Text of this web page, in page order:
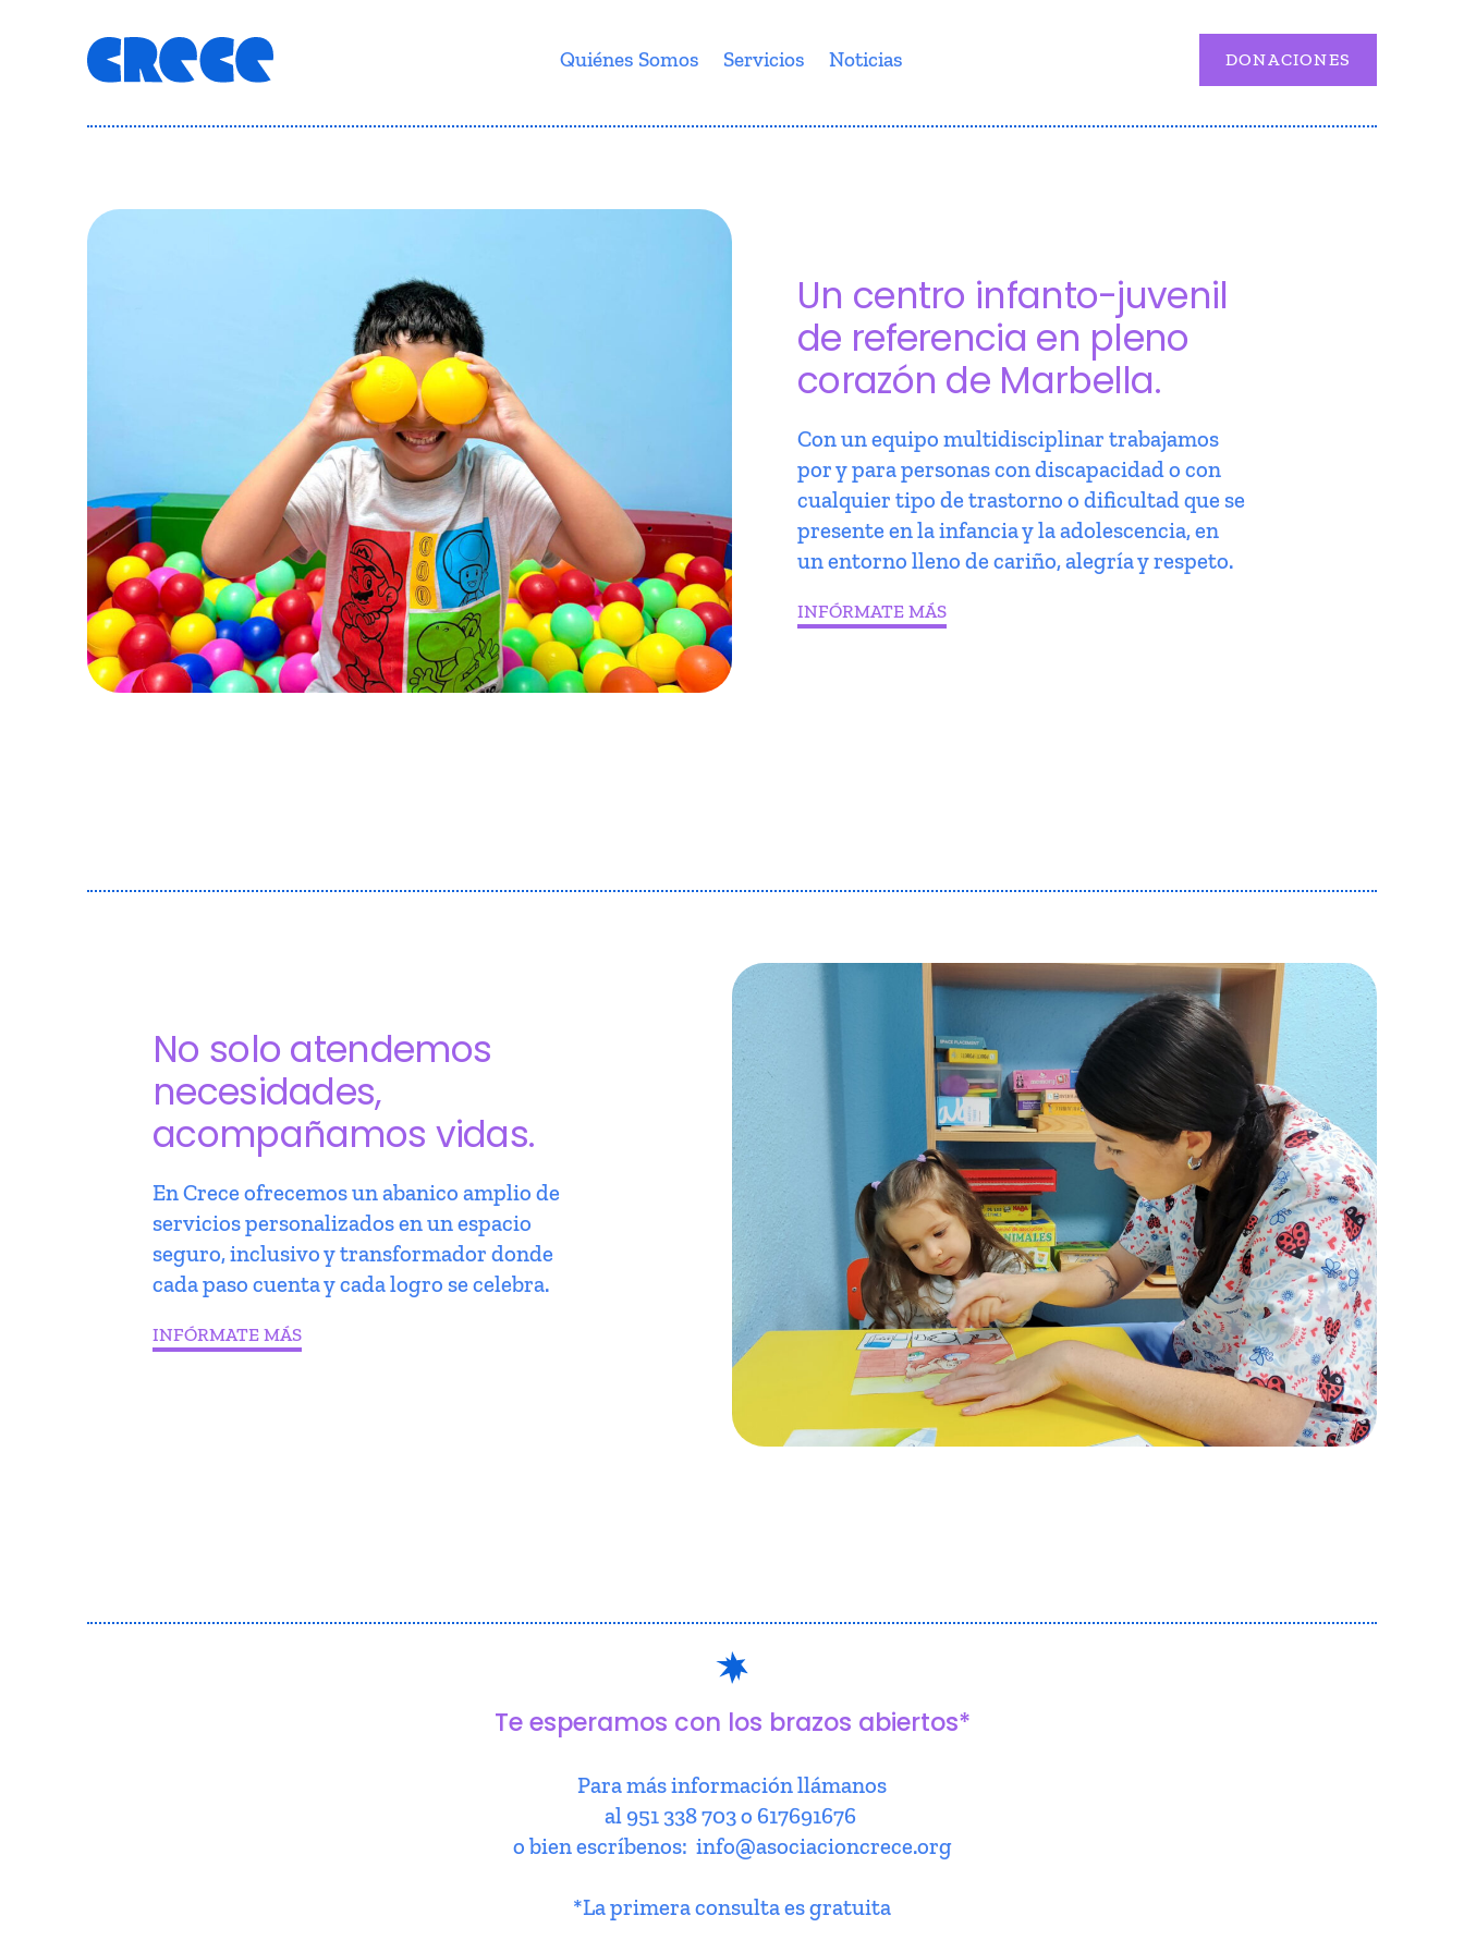
Quiénes Somos Servicios Noticias DONACIONES
Un centro infanto-juvenil
de referencia en pleno
corazón de Marbella.
Con un equipo multidisciplinar trabajamos
por y para personas con discapacidad o con
cualquier tipo de trastorno o dificultad que se
presente en la infancia y la adolescencia, en
un entorno lleno de cariño, alegría y respeto.
INFÓRMATE MÁS
No solo atendemos
necesidades,
acompañamos vidas.
En Crece ofrecemos un abanico amplio de
servicios personalizados en un espacio
seguro, inclusivo y transformador donde
cada paso cuenta y cada logro se celebra.
INFÓRMATE MÁS
Te esperamos con los brazos abiertos*
Para más información llámanos
al 951 338 703 o 617691676
o bien escríbenos: info@asociacioncrece.org
*La primera consulta es gratuita